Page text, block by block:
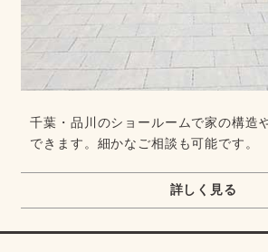
千葉・品川のショールームで家の構造
できます。細かなご相談も可能です。
詳しく見る